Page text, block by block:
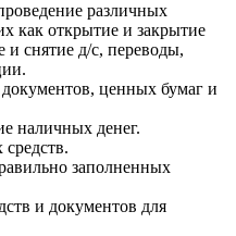
различных
как открытие и закрытие
и снятие д/с, переводы,
ценных бумаг и
наличных денег.
заполненных
и документов для